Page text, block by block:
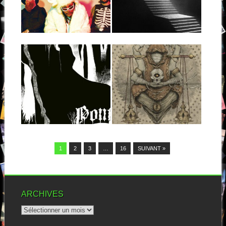
le premier titre de ce...
▶
En voilà une question
opportune et pleine de sens.
▶
09.03.26
PONTE DEL
DIAVOLO : DE
VENOM NATURA
Formé en 2020 à Turin, Ponte
Del Diavolo s’appuie sur les...
▶
12.10.25
IGORRR : AMEN
20 ans. Ça fait maintenant 20
ans que Gautier Serre alias...
1 2 3 16 SUIVANT »
ARCHIVES